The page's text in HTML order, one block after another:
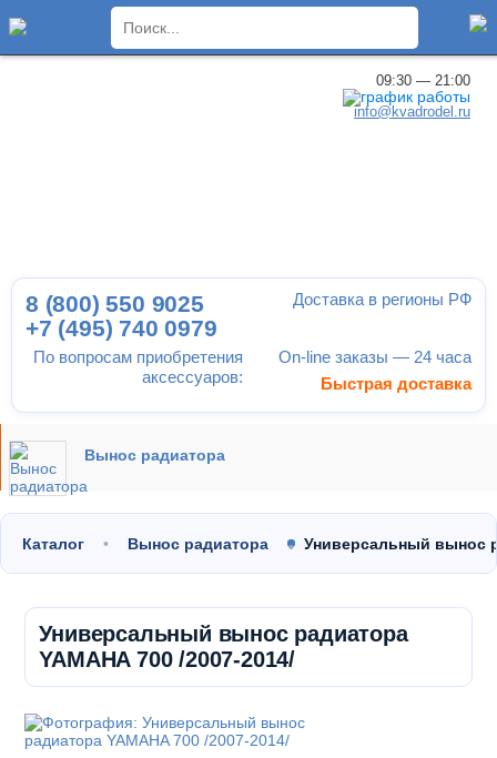
09:30 — 21:00
info@kvadrodel.ru
По вопросам приобретения
аксессуаров:
8 (800) 550 9025
+7 (495) 740 0979
Доставка в регионы РФ
On-line заказы — 24 часа
Быстрая доставка
Вынос радиатора
Каталог Вынос радиатора Универсальный вынос
Универсальный вынос радиатора
YAMAHA 700 /2007-2014/
×